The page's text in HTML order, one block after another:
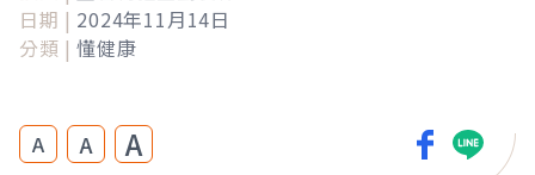
日期 | 2024年11月14日
分類 | 懂健康
A A A